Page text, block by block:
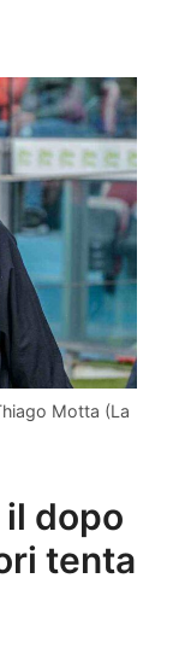
Motta (La
il dopo
tenta